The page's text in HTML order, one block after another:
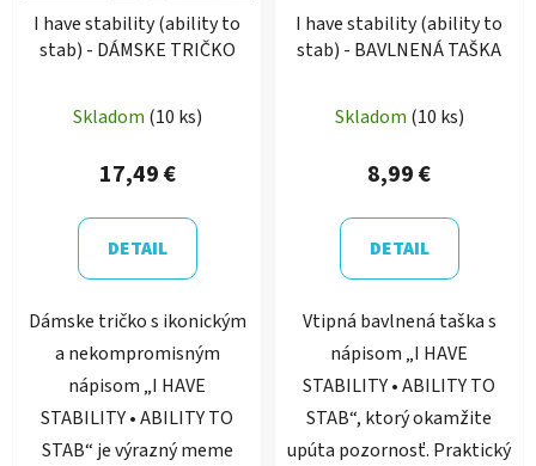
I have stability (ability to
stab) - DÁMSKE TRIČKO
Skladom (10 ks)
17,49 €
DETAIL
Dámske tričko s ikonickým
a nekompromisným
nápisom „I HAVE
STABILITY • ABILITY TO
STAB“ je výrazný meme
I have stability (ability to
stab) - BAVLNENÁ TAŠKA
Skladom (10 ks)
8,99 €
DETAIL
Vtipná bavlnená taška s
nápisom „I HAVE
STABILITY • ABILITY TO
STAB“, ktorý okamžite
upúta pozornosť. Praktický